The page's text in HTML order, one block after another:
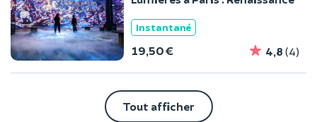
Instantané
19,50 € 4,8 (4)
Tout afficher